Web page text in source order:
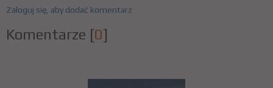
Zaloguj się, aby dodać komentarz
Komentarze [0]